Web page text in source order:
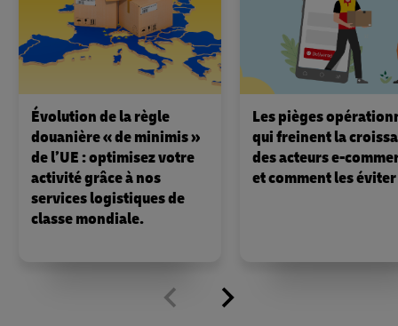
Évolution de la règle
douanière « de minimis »
de l’UE : optimisez votre
activité grâce à nos
services logistiques de
classe mondiale.
Les pièges
qui freinent la
des acteurs e-
et comment les éviter